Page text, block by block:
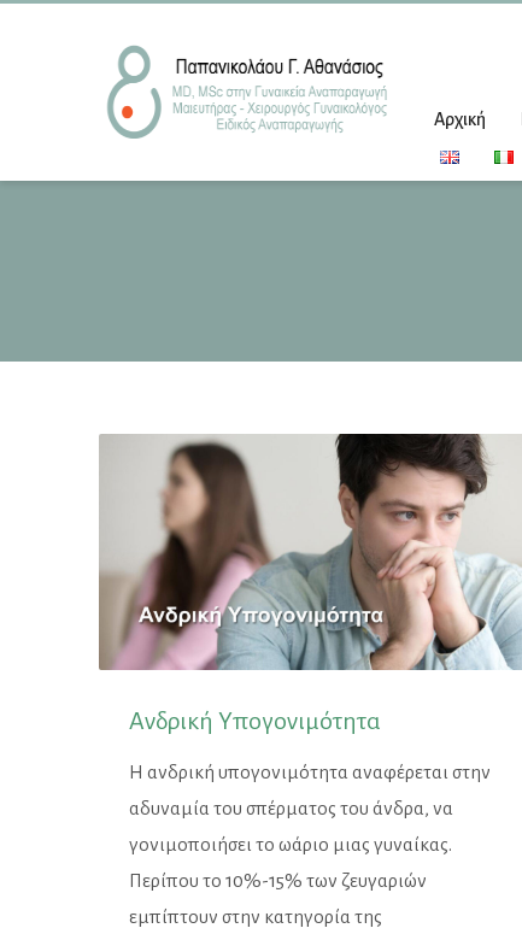
Αρχική
Ανδρική Υπογονιμότητα
Η ανδρική υπογονιμότητα αναφέρεται στην
αδυναμία του σπέρματος του άνδρα, να
γονιμοποιήσει το ωάριο μιας γυναίκας.
Περίπου το 10%-15% των ζευγαριών
εμπίπτουν στην κατηγορία της